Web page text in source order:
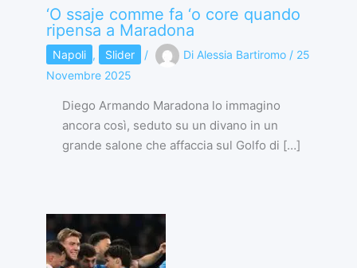
‘O ssaje comme fa ‘o core quando
ripensa a Maradona
Napoli , Slider / Di Alessia Bartiromo / 25
Novembre 2025
Diego Armando Maradona lo immagino
ancora così, seduto su un divano in un
grande salone che affaccia sul Golfo di […]